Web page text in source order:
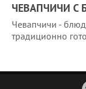
ЧЕВАПЧИЧИ С
Чевапчичи -
традиционно